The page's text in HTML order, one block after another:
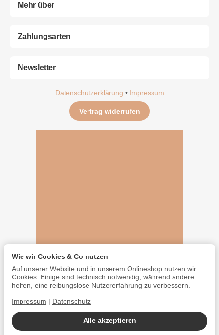
Mehr über
Zahlungsarten
Newsletter
Datenschutzerklärung • Impressum
Vertrag widerrufen
Alle akzeptieren
Wie wir Cookies & Co nutzen
Auf unserer Website und in unserem Onlineshop nutzen wir
Cookies. Einige sind technisch notwendig, während andere
helfen, eine reibungslose Nutzererfahrung zu verbessern.
Impressum Datenschutz